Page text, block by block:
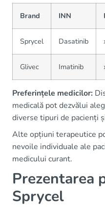
Brand INN
Sprycel Dasatinib
Glivec Imatinib
Preferințele medicilor:
medicală pot dezvălui
diverse tipuri de pacienți
Alte opțiuni terapeutice
nevoile individuale ale
medicului curant.
Prezentarea
Sprycel